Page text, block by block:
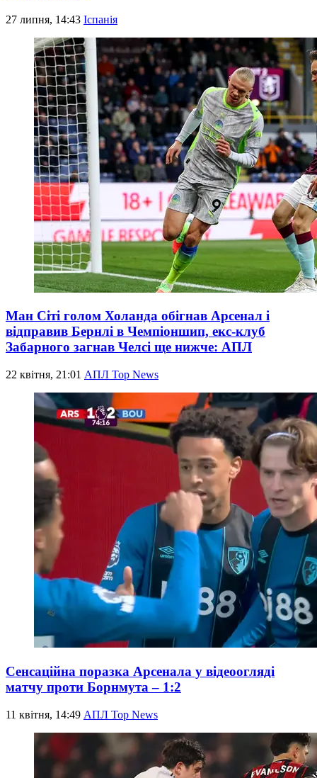
27 липня, 14:43 Іспанія
Ман Сіті голом Холанда обігнав Арсенал і
відправив Бернлі в Чемпіоншип, екс-клуб
Забарного загнав Челсі ще нижче: АПЛ
22 квітня, 21:01 АПЛ Top News
Сенсаційна поразка Арсенала у відеоогляді
матчу проти Борнмута – 1:2
11 квітня, 14:49 АПЛ Top News